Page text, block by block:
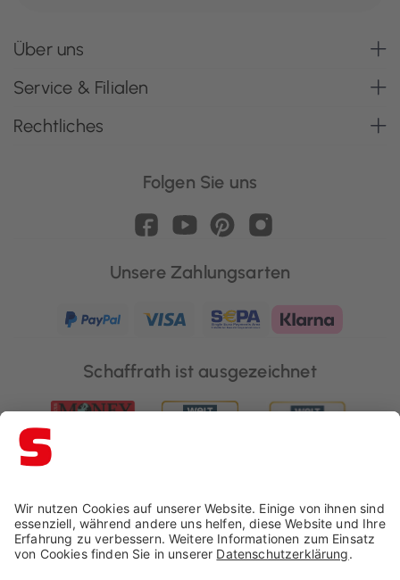
Über uns
Service & Filialen
Rechtliches
Folgen Sie uns
Unsere Zahlungsarten
Schaffrath ist ausgezeichnet